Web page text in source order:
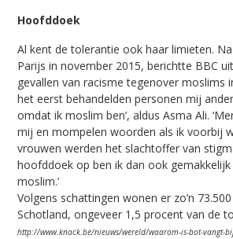
Hoofddoek
Al kent de tolerantie ook haar limieten.
Parijs in november 2015, berichtte BBC
gevallen van racisme tegenover moslims
het eerst behandelden personen mij
omdat ik moslim ben’, aldus Asma Ali.
mij en mompelen woorden als ik voorbij
vrouwen werden het slachtoffer van
hoofddoek op ben ik dan ook
moslim.’
Volgens schattingen wonen er zo’n
Schotland, ongeveer 1,5 procent van de
http://www.knack.be/nieuws/wereld/waarom-is-bot-vangt-